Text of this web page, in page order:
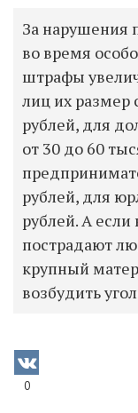
За нарушения
во время
штрафы
лиц их размер
рублей, для
от 30 до 60
рублей, для
рублей. А если
пострадают
крупный
возбудить
0